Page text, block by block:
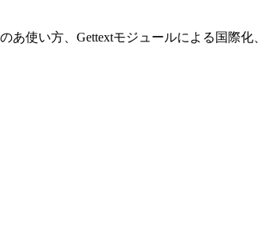
あ使い方、Gettextモジュールによる国際化、